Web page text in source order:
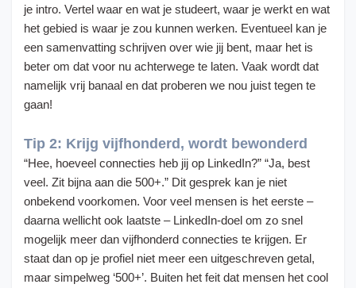
je intro. Vertel waar en wat je studeert, waar je werkt en wat
het gebied is waar je zou kunnen werken. Eventueel kan je
een samenvatting schrijven over wie jij bent, maar het is
beter om dat voor nu achterwege te laten. Vaak wordt dat
namelijk vrij banaal en dat proberen we nou juist tegen te
gaan!
Tip 2: Krijg vijfhonderd, wordt bewonderd
“Hee, hoeveel connecties heb jij op LinkedIn?” “Ja, best
veel. Zit bijna aan die 500+.” Dit gesprek kan je niet
onbekend voorkomen. Voor veel mensen is het eerste –
daarna wellicht ook laatste – LinkedIn-doel om zo snel
mogelijk meer dan vijfhonderd connecties te krijgen. Er
staat dan op je profiel niet meer een uitgeschreven getal,
maar simpelweg ‘500+’. Buiten het feit dat mensen het cool